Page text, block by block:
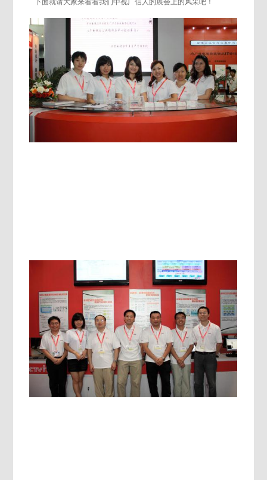
下面就请大家来看看我们中视广信人的展会上的风采吧！